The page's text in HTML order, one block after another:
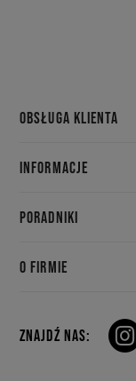
OBSŁUGA KLIENTA
INFORMACJE
PORADNIKI
O FIRMIE
ZNAJDŹ NAS: